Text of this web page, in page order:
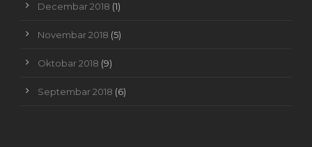
Decembar 2018 (1)
Novembar 2018 (5)
Oktobar 2018 (9)
Septembar 2018 (6)